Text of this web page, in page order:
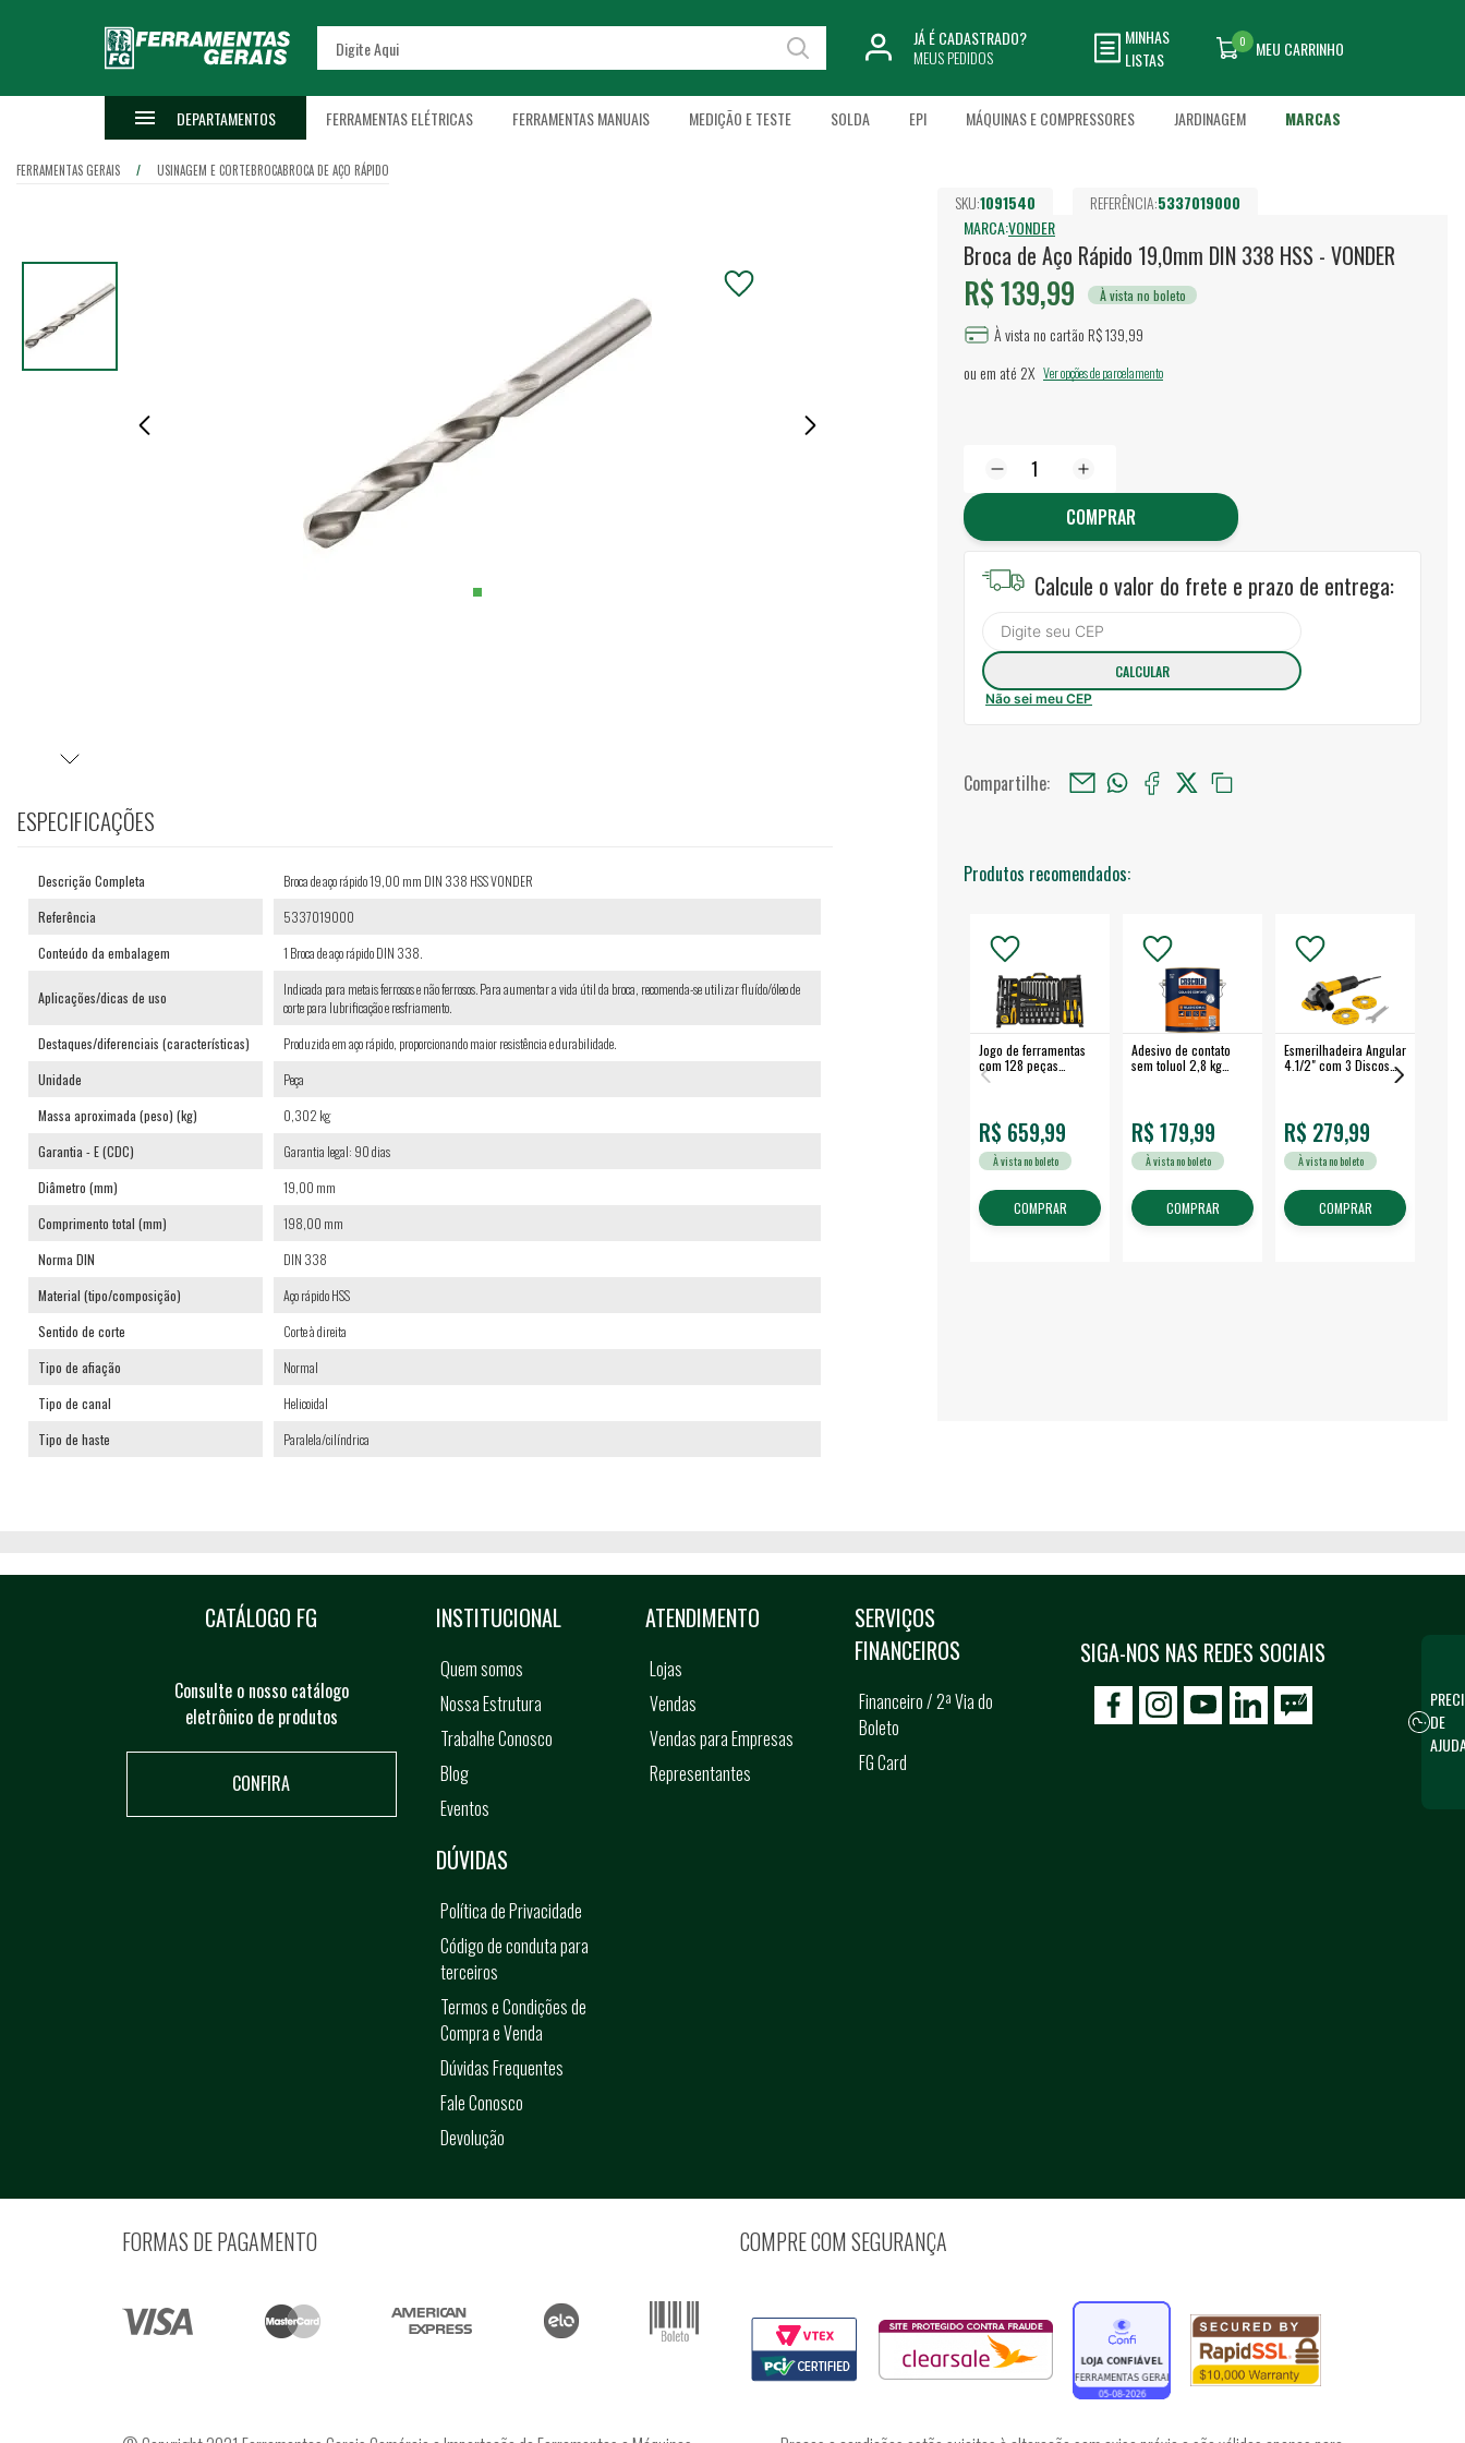
JÁ É CADASTRADO?
MEUS PEDIDOS
MINHAS
LISTAS
MEU CARRINHO
0
DEPARTAMENTOS FERRAMENTAS ELÉTRICAS FERRAMENTAS MANUAIS MEDIÇÃO E TESTE SOLDA EPI MÁQUINAS E COMPRESSORES JARDINAGEM MARCAS
FERRAMENTAS GERAIS USINAGEM E CORTEBROCABROCA DE AÇO RÁPIDO
SKU:1091540 REFERÊNCIA:5337019000
MARCA:VONDER
Broca de Aço Rápido 19,0mm DIN 338 HSS - VONDER
R$ 139,99 À vista no boleto
À vista no cartão R$ 139,99
ou em até 2X Ver opções de parcelamento
COMPRAR
Calcule o valor do frete e prazo de entrega:
Não sei meu CEP
Compartilhe:
Produtos recomendados:
Jogo de ferramentas
com 128 peças
embalagem fechada -
R$ 659,99
À vista no boleto
COMPRAR
Adesivo de contato
sem toluol 2,8 kg
R$ 179,99
À vista no boleto
COMPRAR
Esmerilhadeira Angular
4.1/2" com 3 Discos
R$ 279,99
À vista no boleto
COMPRAR
ESPECIFICAÇÕES
Descrição Completa
Broca de aço rápido 19,00 mm DIN 338 HSS VONDER
Referência
5337019000
Conteúdo da embalagem
1 Broca de aço rápido DIN 338.
Aplicações/dicas de uso
Indicada para metais ferrosos e não ferrosos. Para aumentar a vida útil da broca, recomenda-se utilizar fluído/óleo de
corte para lubrificação e resfriamento.
Destaques/diferenciais (características)
Produzida em aço rápido, proporcionando maior resistência e durabilidade.
Unidade
Peça
Massa aproximada (peso) (kg)
0,302 kg
Garantia - E (CDC)
Garantia legal: 90 dias
Diâmetro (mm)
19,00 mm
Comprimento total (mm)
198,00 mm
Norma DIN
DIN 338
Material (tipo/composição)
Aço rápido HSS
Sentido de corte
Corte à direita
Tipo de afiação
Normal
Tipo de canal
Helicoidal
Tipo de haste
Paralela/cilíndrica
CATÁLOGO FG
Consulte o nosso catálogo
eletrônico de produtos
CONFIRA
SIGA-NOS NAS REDES SOCIAIS
icon-facebook
icon-social02icon-social03
INSTITUCIONAL
Quem somos
Nossa Estrutura
Trabalhe Conosco
Blog
Eventos
ATENDIMENTO
Lojas
Vendas
Vendas para Empresas
Representantes
SERVIÇOS
FINANCEIROS
Financeiro / 2ª Via do
Boleto
FG Card
DÚVIDAS
Política de Privacidade
Código de conduta para
terceiros
Termos e Condições de
Compra e Venda
Dúvidas Frequentes
Fale Conosco
Devolução
FORMAS DE PAGAMENTO COMPRE COM SEGURANÇA
DE